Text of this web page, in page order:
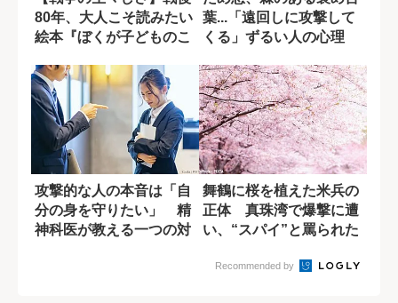
80年、大人こそ読みたい
絵本『ぼくが子どものこ
葉...「遠回しに攻撃して
くる」ずるい人の心理
攻撃的な人の本音は「自
分の身を守りたい」 精
神科医が教える一つの対
舞鶴に桜を植えた米兵の
正体 真珠湾で爆撃に遭
い、“スパイ”と罵られた
Recommended by